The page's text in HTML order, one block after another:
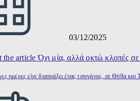
03/12/2025
ημέρες είχε διαπράξει ένας τσιγγάνος, σε Θήβα και